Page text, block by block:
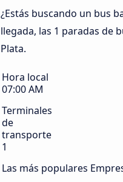
¿Estás buscando un bus
llegada, las 1 paradas de
Plata.
Hora local
07:00 AM
Terminales
de
transporte
1
Las más populares